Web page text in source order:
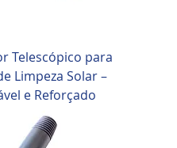
Telescópico para
Limpeza Solar –
e Reforçado